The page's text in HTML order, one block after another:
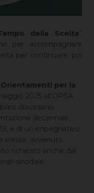
della Scelta ”
per accompagnare
per continuare, poi
per la
2025 all’OPSA
diocesano.
decennale,
e di un impegnativo
stessa, avvenuto
richiesto anche dal
sinodale